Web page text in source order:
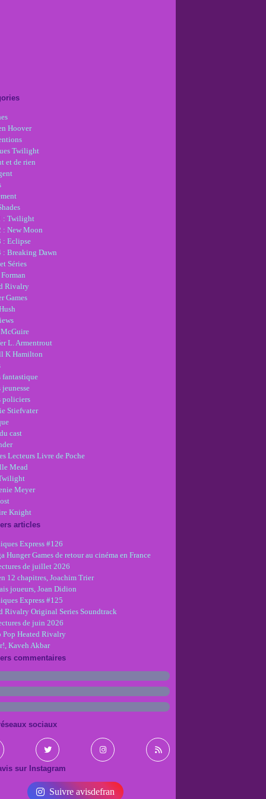
Hoover
Twilight
et de rien
: Twilight
: New Moon
: Eclipse
: Breaking Dawn
Séries
Rivalry
Games
McGuire
L. Armentrout
K Hamilton
fantastique
policiers
Stiefvater
cast
Lecteurs Livre de Poche
Mead
Meyer
Knight
articles
Express #126
Hunger Games de retour au cinéma en France
de juillet 2026
12 chapitres, Joachim Trier
joueurs, Joan Didion
Express #125
Rivalry Original Series Soundtrack
de juin 2026
Pop Heated Rivalry
Kaveh Akbar
commentaires
sociaux
sur Instagram
Suivre avisdefran